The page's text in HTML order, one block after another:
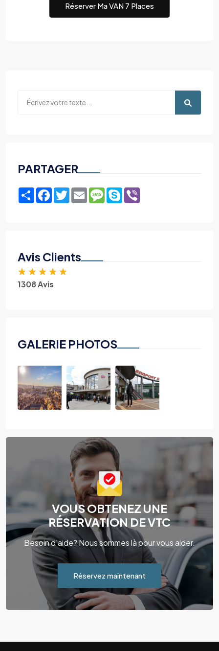
Réserver Ma VAN 7 Places
PARTAGER
ShareFacebook
TwitterEmailMessage
Skype
Avis Clients
★ ★ ★ ★ ★
1308 Avis
GALERIE PHOTOS
VOUS OBTENEZ UNE
RÉSERVATION DE VTC
Besoin d'aide? Nous sommes là pour vous aider.
Réservez maintenant